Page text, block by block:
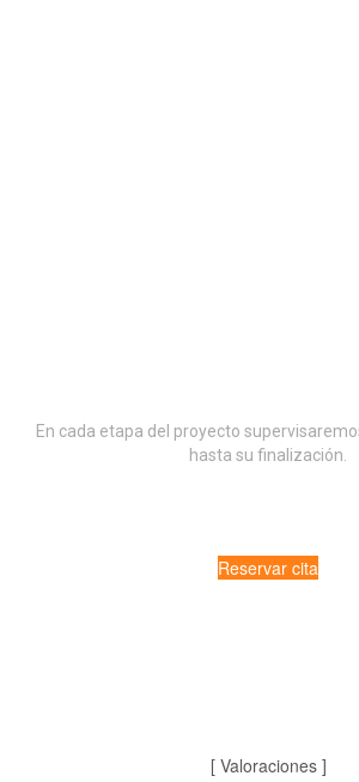
En cada etapa del proyecto
hasta su finalización.
Reservar cita
[ Valoraciones ]